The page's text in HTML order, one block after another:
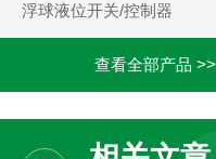
浮球液位开关/控制器
查看全部产品 >>